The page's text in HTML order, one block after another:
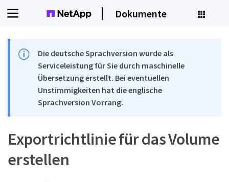
Dokumente
Die deutsche Sprachversion wurde als
Serviceleistung für Sie durch maschinelle
Übersetzung erstellt. Bei eventuellen
Unstimmigkeiten hat die englische
Sprachversion Vorrang.
Exportrichtlinie für das Volume
erstellen